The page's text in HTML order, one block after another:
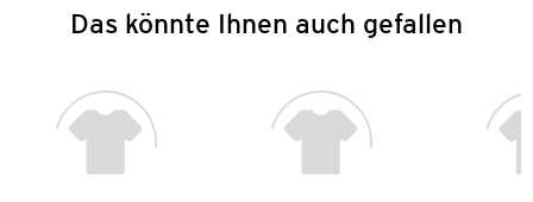
Das könnte Ihnen auch gefallen